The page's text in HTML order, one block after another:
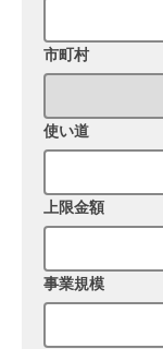
市町村
使い道
上限金額
事業規模